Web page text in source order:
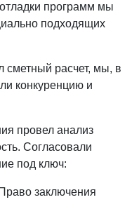
программ мы
подходящих
сметный расчет, мы, в
конкуренцию и
провел анализ
Согласовали
под ключ:
заключения